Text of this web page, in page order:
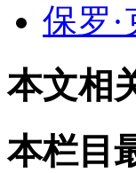
保罗
本文相
本栏目